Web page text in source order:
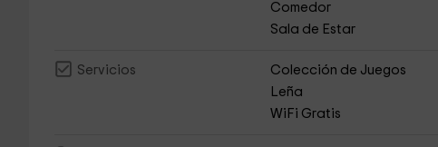
Comedor
Sala de Estar
Servicios Colección de Juegos
Leña
WiFi Gratis